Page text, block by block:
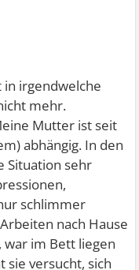
in irgendwelche
mehr.
Mutter ist seit
abhängig. In den
Situation sehr
schlimmer
nach Hause
war im Bett liegen
sie versucht, sich